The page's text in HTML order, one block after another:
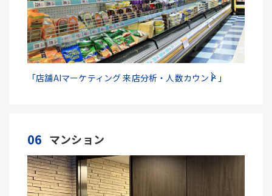
「店舗AIマーケティング 来店分析・人数カウント」
06 マンション